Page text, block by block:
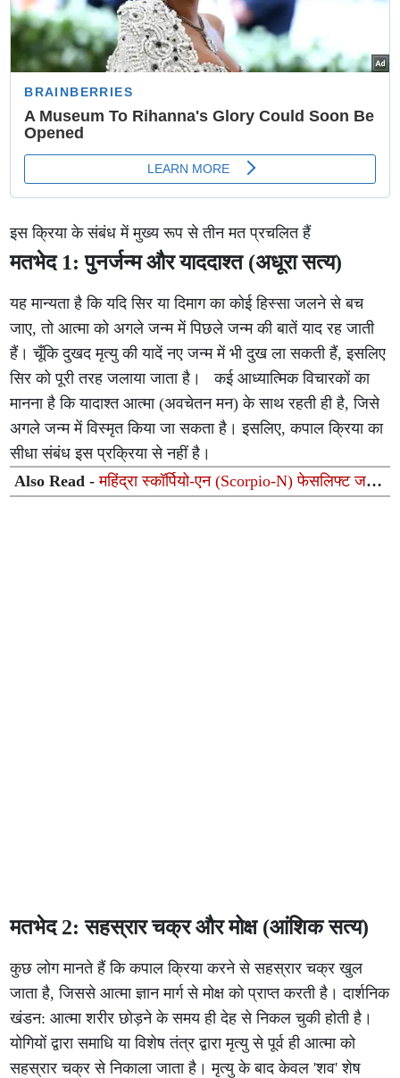
इस क्रिया के संबंध में मुख्य रूप से तीन मत प्रचलित हैं
मतभेद 1: पुनर्जन्म और याददाश्त (अधूरा सत्य)
यह मान्यता है कि यदि सिर या दिमाग का कोई हिस्सा जलने से बच
जाए, तो आत्मा को अगले जन्म में पिछले जन्म की बातें याद रह जाती
हैं। चूँकि दुखद मृत्यु की यादें नए जन्म में भी दुख ला सकती हैं, इसलिए
सिर को पूरी तरह जलाया जाता है। कई आध्यात्मिक विचारकों का
मानना है कि यादाश्त आत्मा (अवचेतन मन) के साथ रहती ही है, जिसे
अगले जन्म में विस्मृत किया जा सकता है। इसलिए, कपाल क्रिया का
सीधा संबंध इस प्रक्रिया से नहीं है।
Also Read -महिंद्रा स्कॉर्पियो-एन (Scorpio-N) फेसलिफ्ट जल्द
होगी लॉन्च: नए लुक, हाइटेक इंटीरियर और एडास (ADAS) सुरक्षा
मतभेद 2: सहस्रार चक्र और मोक्ष (आंशिक सत्य)
कुछ लोग मानते हैं कि कपाल क्रिया करने से सहस्रार चक्र खुल
जाता है, जिससे आत्मा ज्ञान मार्ग से मोक्ष को प्राप्त करती है। दार्शनिक
खंडन: आत्मा शरीर छोड़ने के समय ही देह से निकल चुकी होती है।
योगियों द्वारा समाधि या विशेष तंत्र द्वारा मृत्यु से पूर्व ही आत्मा को
सहस्रार चक्र से निकाला जाता है। मृत्यु के बाद केवल 'शव' शेष